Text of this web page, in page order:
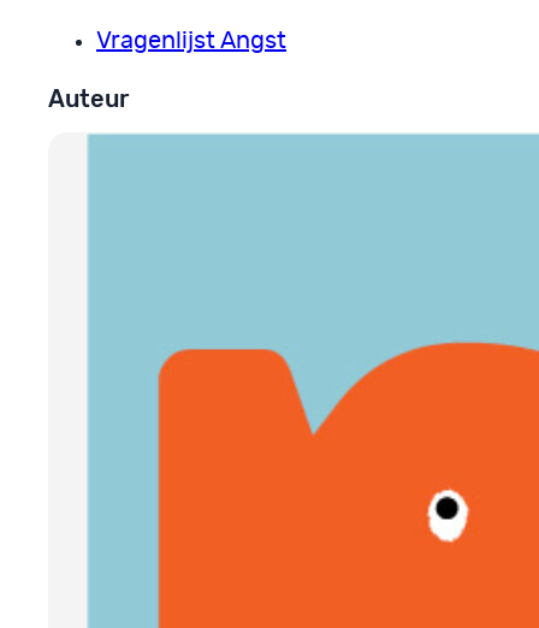
Vragenlijst Angst
Auteur